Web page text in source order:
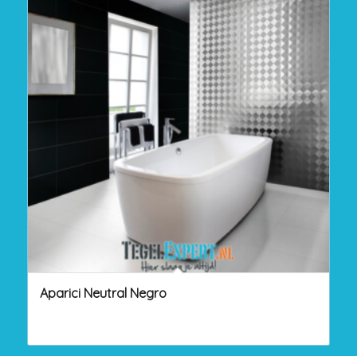
Aparici Neutral Negro